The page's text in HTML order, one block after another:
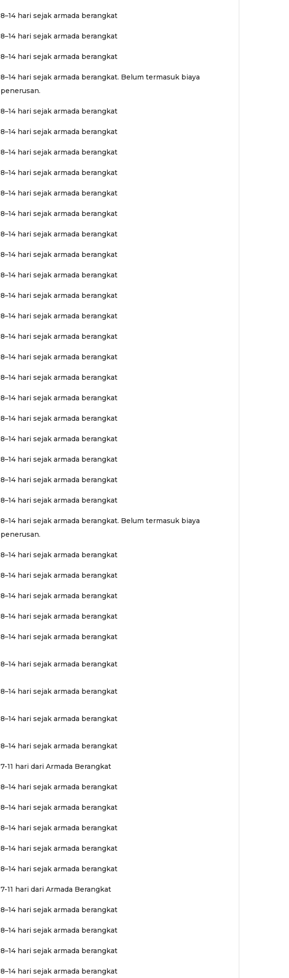
8–14 hari sejak armada berangkat
8–14 hari sejak armada berangkat
8–14 hari sejak armada berangkat
8–14 hari sejak armada berangkat. Belum termasuk biaya
penerusan.
8–14 hari sejak armada berangkat
8–14 hari sejak armada berangkat
8–14 hari sejak armada berangkat
8–14 hari sejak armada berangkat
8–14 hari sejak armada berangkat
8–14 hari sejak armada berangkat
8–14 hari sejak armada berangkat
8–14 hari sejak armada berangkat
8–14 hari sejak armada berangkat
8–14 hari sejak armada berangkat
8–14 hari sejak armada berangkat
8–14 hari sejak armada berangkat
8–14 hari sejak armada berangkat
8–14 hari sejak armada berangkat
8–14 hari sejak armada berangkat
8–14 hari sejak armada berangkat
8–14 hari sejak armada berangkat
8–14 hari sejak armada berangkat
8–14 hari sejak armada berangkat
8–14 hari sejak armada berangkat
8–14 hari sejak armada berangkat. Belum termasuk biaya
penerusan.
8–14 hari sejak armada berangkat
8–14 hari sejak armada berangkat
8–14 hari sejak armada berangkat
8–14 hari sejak armada berangkat
8–14 hari sejak armada berangkat
8–14 hari sejak armada berangkat
8–14 hari sejak armada berangkat
8–14 hari sejak armada berangkat
8–14 hari sejak armada berangkat
7-11 hari dari Armada Berangkat
8–14 hari sejak armada berangkat
8–14 hari sejak armada berangkat
8–14 hari sejak armada berangkat
8–14 hari sejak armada berangkat
8–14 hari sejak armada berangkat
7-11 hari dari Armada Berangkat
8–14 hari sejak armada berangkat
8–14 hari sejak armada berangkat
8–14 hari sejak armada berangkat
8–14 hari sejak armada berangkat